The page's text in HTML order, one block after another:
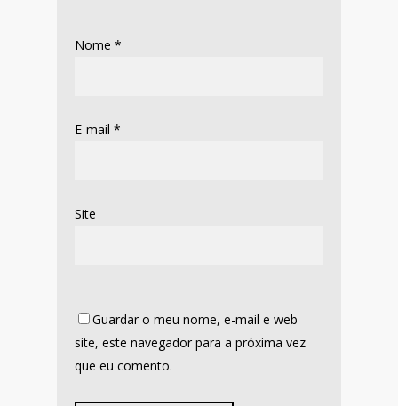
Nome *
E-mail *
Site
Guardar o meu nome, e-mail e web
site, este navegador para a próxima vez
que eu comento.